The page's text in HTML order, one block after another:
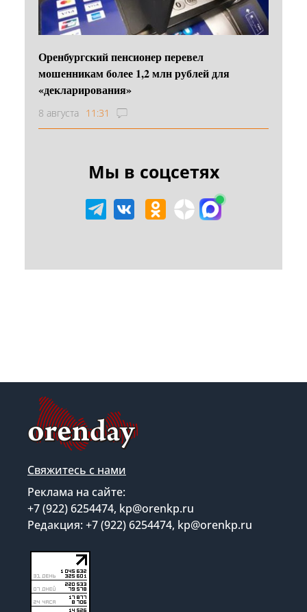
Оренбургский пенсионер перевел
мошенникам более 1,2 млн рублей для
«декларирования»
8 августа 11:31
Мы в соцсетях
Свяжитесь с нами
Реклама на сайте:
+7 (922) 6254474, kp@orenkp.ru
Редакция: +7 (922) 6254474, kp@orenkp.ru